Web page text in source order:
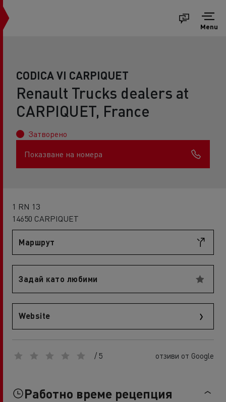
Menu
CODICA VI CARPIQUET
Renault Trucks dealers at
CARPIQUET, France
Затворено
Показване на номера
1 RN 13
14650 CARPIQUET
Маршрут
Задай като любими
Website
/ 5 отзиви от Google
Работно време рецепция